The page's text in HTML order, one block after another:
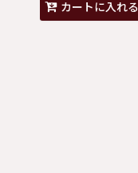
カートに入れる